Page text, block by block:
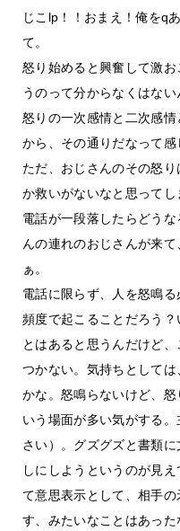
じこlp！！おまえ！俺をq
て。
怒り始めると興奮して激
うのって分からなくはな
怒りの一次感情と二次感
から、その通りだなって感
ただ、おじさんのその怒
か救いがないなと思ってし
電話が一段落したらどう
んの連れのおじさんが来
ぁ。
電話に限らず、人を怒鳴
頻度で起こることだろう
とはあると思うんだけど
つかない。気持ちとして
かな。怒鳴らないけど、
いう場面が多い気がする
さい）。グズグズと書類
しにしようというのが見
て意思表示として、相手
す、みたいなことはあっ